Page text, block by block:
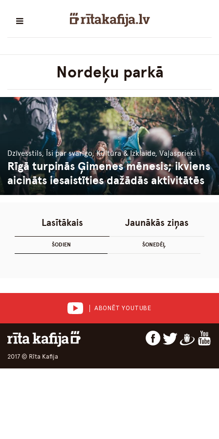
Nordeķu parkā
Dzīvesstils, Īsi par svarīgo, Kultūra & Izklaide, Vaļasprieki
Rīgā turpinās Ģimenes mēnesis; ikviens
aicināts iesaistīties dažādās aktivitātēs
Lasītākais
ŠODIEN ŠONEDĒĻ
Jaunākās ziņas
ABONĒT YOUTUBE
2017 © Rīta Kafija